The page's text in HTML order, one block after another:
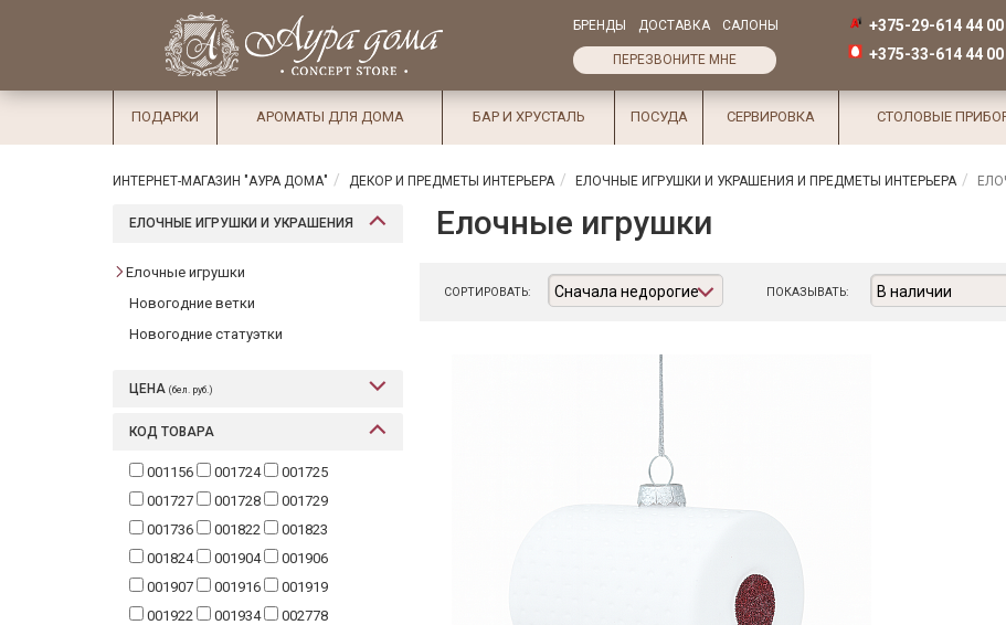
Избранное
×
СалоныДоставка
Оплата
Подарки
Ароматы
для дома
хрусталь
приборы
Текстиль
БРЕНДЫ ДОСТАВКА САЛОНЫ
ПЕРЕЗВОНИТЕ МНЕ
+375-29-614 44 00
+375-33-614 44 00
ПОДАРКИ АРОМАТЫ ДЛЯ ДОМА БАР И ХРУСТАЛЬ ПОСУДА СЕРВИРОВКА СТОЛОВЫЕ
ИНТЕРНЕТ-МАГАЗИН "АУРА ДОМА" ДЕКОР И ПРЕДМЕТЫ ИНТЕРЬЕРА ЕЛОЧНЫЕ ИГРУШКИ И УКРАШЕНИЯ И ПРЕДМЕТЫ ИНТЕРЬЕРА
ЕЛОЧНЫЕ ИГРУШКИ И УКРАШЕНИЯ
Елочные игрушки
Новогодние ветки
Новогодние статуэтки
ЦЕНА (бел. руб.)
КОД ТОВАРА
001156 001724
001725
001727
001728
001729
001736
001822
001823
001824
001904
001906
001907
001916
001919
001922
001934
002778
Елочные игрушки
СОРТИРОВАТЬ: Сначала недорогие ПОКАЗЫВАТЬ: В наличии